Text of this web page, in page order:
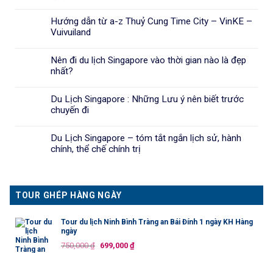
Hướng dẫn từ a-z Thuỷ Cung Time City – VinKE –
Vuivuiland
Nên đi du lịch Singapore vào thời gian nào là đẹp
nhất?
Du Lịch Singapore : Những Lưu ý nên biết trước
chuyến đi
Du Lịch Singapore – tóm tắt ngắn lịch sử, hành
chính, thể chế chính trị
TOUR GHÉP HÀNG NGÀY
Tour du lịch Ninh Bình Tràng an Bái Đính 1 ngày KH Hàng
ngày
750,000₫ Giá
699,000 ₫Giá